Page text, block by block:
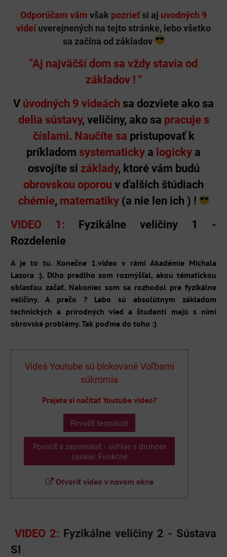
Odporúčam vám však pozrieťsi aj uvodných 9
videíuverejnených na tejto stránke, lebo všetko
sa začína od základov
"Aj najväčší dom sa vždy stavia od
základov ! "
V úvodných 9 videách sa dozviete ako sa
delia sústavy, veličiny, ako sa pracuje s
číslami. Naučíte sa pristupovať k
príkladom systematicky a logicky a
osvojíte si základy, ktoré vám budú
obrovskou oporou v ďalších štúdiach
chémie, matematiky(a nie len ich ) !
VIDEO 1:
Fyzikálne veličiny 1 -
Rozdelenie
A je to tu. Konečne 1.video v rámi Akadémie Michala
Lazora :). Dlho predlho som rozmýšľal, akou tématickou
oblasťou začať. Nakoniec som sa rozhodol pre fyzikálne
veličiny. A prečo ? Lebo sú absolútnym základom
technických a prírodných vied a študenti majú s nimi
obrovské problémy. Tak poďme do toho :)
Videá Youtube sú blokované Voľbami
súkromia
Prajete si načítať Youtube video?
Povoliť tentokrát
Povoliť a zapamätať - súhlas s druhom
cookie: Funkčné
Otvoriť video v novom okne
VIDEO 2: Fyzikálne veličiny 2 - Sústava
SI